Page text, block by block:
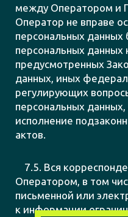
между Оператором и
Оператор не вправе
персональных данных
персональных данных
предусмотренных
данных, иных
регулирующих
персональных
исполнение
актов.
7.5. Вся
Оператором, в том
письменной или
к информации